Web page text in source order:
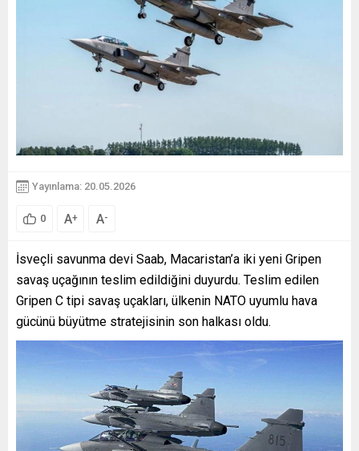
Yayınlama: 20.05.2026
0 A+ A-
İsveçli savunma devi Saab, Macaristan’a iki yeni Gripen
savaş uçağının teslim edildiğini duyurdu. Teslim edilen
Gripen C tipi savaş uçakları, ülkenin NATO uyumlu hava
gücünü büyütme stratejisinin son halkası oldu.